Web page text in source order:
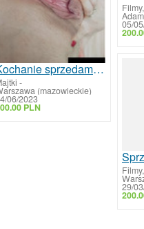
Kochanie sprzedam co zechcesz
-
(mazowieckie)
06/2023
PLN
05/
29/